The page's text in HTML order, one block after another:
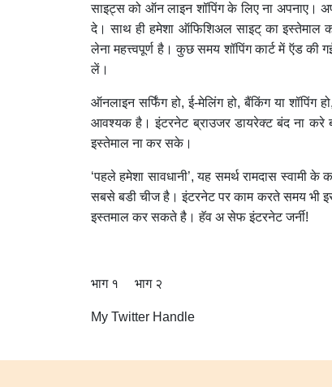
साइट्स को ऑन लाइन शॉपिंग के लिए ना अपनाए।
दे। साथ ही हमेशा ऑफिशिअल साइट् का इस्तेमाल
लेना महत्त्वपूर्ण है। कुछ समय शॉपिंग कार्ट में ऍड की
लें।
ऑनलाइन सर्फिंग हो, ई-मेलिंग हो, बैंकिंग या
आवश्यक है। इंटरनेट ब्राउजर डायरेक्ट बंद ना करे
इस्तेमाल ना कर सके।
‘पहले हमेशा सावधानी’, यह समर्थ रामदास
सबसे बडी चीज है। इंटरनेट पर काम करते समय भी
इस्तमाल कर सकते है। हॅव अ सेफ इंटरनेट जर्नी!
भाग १ भाग २
My Twitter Handle